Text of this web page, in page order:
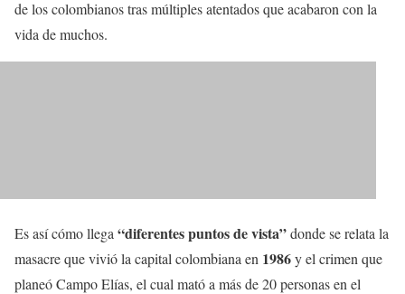
de los colombianos tras múltiples atentados que acabaron con la
vida de muchos.
Es así cómo llega “diferentes puntos de vista”donde se relata la
masacre que vivió la capital colombiana en 1986y el crimen que
planeó Campo Elías, el cual mató a más de 20 personas en el